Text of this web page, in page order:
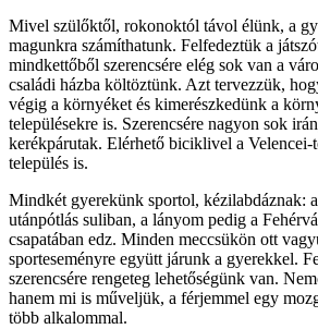
Mivel szülőktől, rokonoktól távol élünk, a
magunkra számíthatunk. Felfedeztük a
mindkettőből szerencsére elég sok van a
családi házba költöztünk. Azt tervezzük,
végig a környéket és kimerészkedünk a
településekre is. Szerencsére nagyon sok
kerékpárutak. Elérhető biciklivel a Velencei-
település is.
Mindkét gyerekünk sportol, kézilabdáznak:
utánpótlás suliban, a lányom pedig a
csapatában edz. Minden meccsükön ott
sporteseményre együtt járunk a gyerekkel.
szerencsére rengeteg lehetőségünk van.
hanem mi is műveljük, a férjemmel egy
több alkalommal.